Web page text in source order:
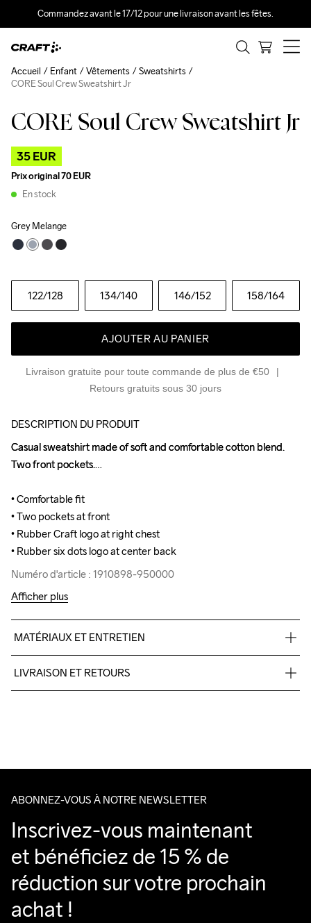
Commandez avant le 17/12 pour une livraison avant les fêtes.
CORE Soul Crew Sweatshirt Jr
35 EUR
Prix original70 EUR
En stock
Grey Melange
122/128 134/140 146/152 158/164
AJOUTER AU PANIER
Livraison gratuite pour toute commande de plus de €50
Retours gratuits sous 30 jours
Accueil Enfant Vêtements
Sweatshirts
CORE Soul Crew Sweatshirt Jr
Outlet
DESCRIPTION DU PRODUIT
Casual sweatshirt made of soft and comfortable cotton blend.
Two front pockets.
• Comfortable fit
• Two pockets at front
• Rubber Craft logo at right chest
• Rubber six dots logo at center back
Numéro d'article : 1910898-950000
Casual sweatshirt made of soft and comfortable cotton blend.
Two front pockets.
• Comfortable fit
• Two pockets at front
• Rubber Craft logo at right chest
• Rubber six dots logo at center back
Numéro d'article : 1910898-950000
Afficher plus
MATÉRIAUX ET ENTRETIEN
LIVRAISON ET RETOURS
ABONNEZ-VOUS À NOTRE NEWSLETTER
Inscrivez-vous maintenant
et bénéficiez de 15 % de
réduction sur votre prochain
achat !